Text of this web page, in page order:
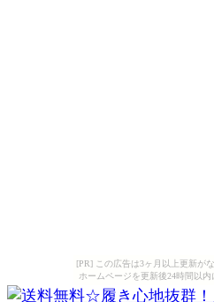
[PR] この広告は3ヶ月以上更新が
ホームページを更新後24時間以内